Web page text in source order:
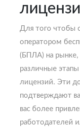
Для того чтобы
оператором
(БПЛА) на рынке,
различные
лицензий. Эти
подтверждают
вас более
работодателей